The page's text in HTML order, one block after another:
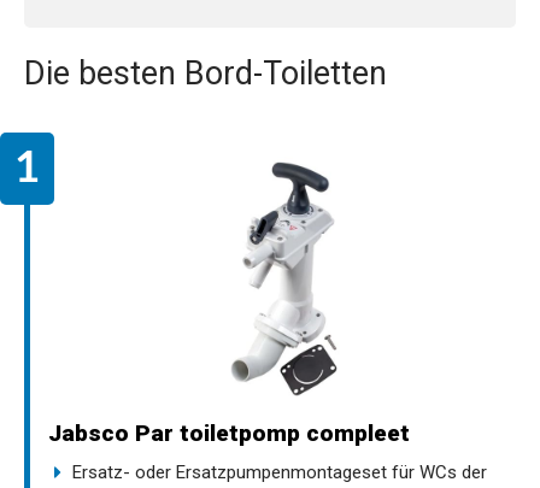
Die besten Bord-Toiletten
Jabsco Par toiletpomp compleet
Ersatz- oder Ersatzpumpenmontageset für WCs der